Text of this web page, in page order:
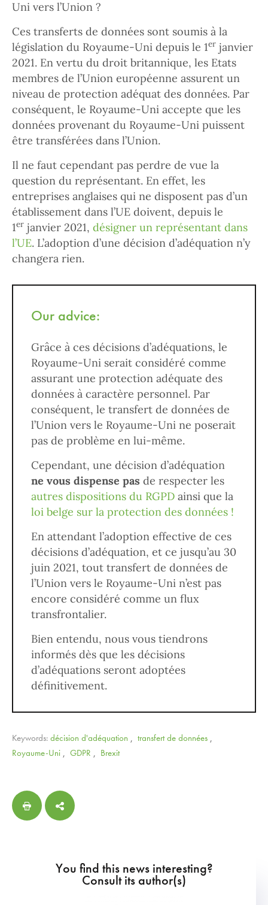
Uni vers l’Union ?
Ces transferts de données sont soumis à la
législation du Royaume-Uni depuis le 1er janvier
2021. En vertu du droit britannique, les Etats
membres de l’Union européenne assurent un
niveau de protection adéquat des données. Par
conséquent, le Royaume-Uni accepte que les
données provenant du Royaume-Uni puissent
être transférées dans l’Union.
Il ne faut cependant pas perdre de vue la
question du représentant. En effet, les
entreprises anglaises qui ne disposent pas d’un
établissement dans l’UE doivent, depuis le
1er janvier 2021, désigner un représentant dans
l’UE. L’adoption d’une décision d’adéquation n’y
changera rien.
Our advice:
Grâce à ces décisions d’adéquations, le
Royaume-Uni serait considéré comme
assurant une protection adéquate des
données à caractère personnel. Par
conséquent, le transfert de données de
l’Union vers le Royaume-Uni ne poserait
pas de problème en lui-même.
Cependant, une décision d’adéquation
ne vous dispense pas de respecter les
autres dispositions du RGPD ainsi que la
loi belge sur la protection des données !
En attendant l’adoption effective de ces
décisions d’adéquation, et ce jusqu’au 30
juin 2021, tout transfert de données de
l’Union vers le Royaume-Uni n’est pas
encore considéré comme un flux
transfrontalier.
Bien entendu, nous vous tiendrons
informés dès que les décisions
d’adéquations seront adoptées
définitivement.
Keywords: décision d'adéquation , transfert de données ,
Royaume-Uni , GDPR , Brexit
You find this news interesting?
Consult its author(s)